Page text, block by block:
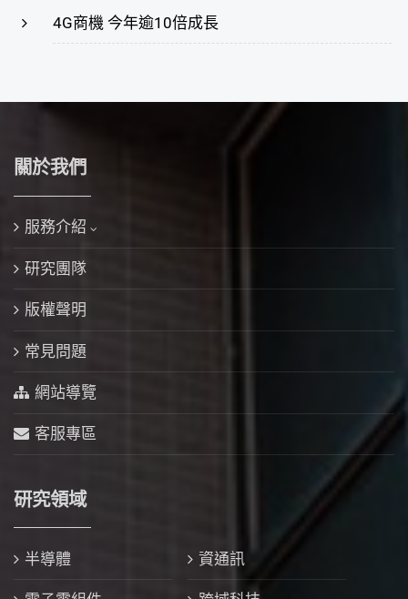
4G商機 今年逾10倍成長
關於我們
服務介紹
研究團隊
版權聲明
常見問題
網站導覽
客服專區
研究領域
半導體 資通訊